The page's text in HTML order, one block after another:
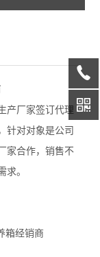
产厂家签订代理
针对对象是公司
家合作，销售不
求。